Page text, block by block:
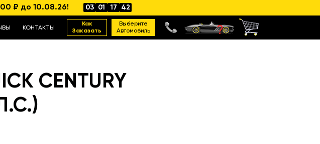
₽ до 10.08.26! 03 01 17 41
КОНТАКТЫ
Как
Заказать
Выберите
Автомобиль
CENTURY